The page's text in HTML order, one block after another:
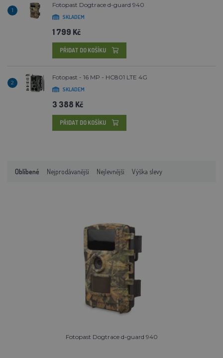
1
Fotopast Dogtrace d-guard 940
SKLADEM
1 799 Kč
PŘIDAT DO KOŠÍKU
2
Fotopast - 16 MP - HC801 LTE 4G
SKLADEM
3 388 Kč
PŘIDAT DO KOŠÍKU
Oblíbené Nejprodávanější Nejlevnější Výška slevy
Fotopast Dogtrace d-guard 940